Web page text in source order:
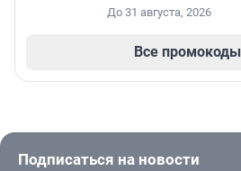
До 31 августа, 2026
Все промокоды
Подписаться на новости